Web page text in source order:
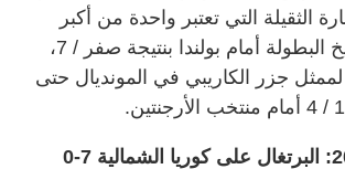
الثقيلة التي تعتبر واحدة من أكبر
الخسائر في تاريخ البطولة أمام بولندا بنتيجة صفر / 7،
جزر الكاريبي في المونديال حتى